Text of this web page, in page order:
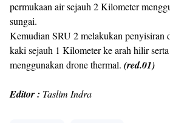
permukaan air sejauh 2 Kilometer
sungai.
Kemudian SRU 2 melakukan penyisiran
kaki sejauh 1 Kilometer ke arah hilir serta
menggunakan drone thermal. (red.01)
Editor : Taslim Indra